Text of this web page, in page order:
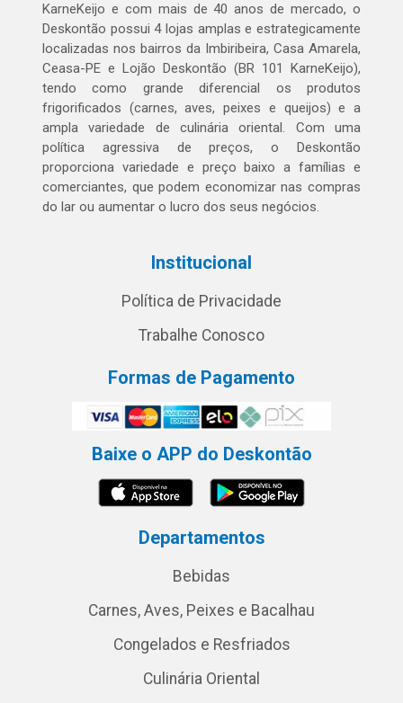
KarneKeijo e com mais de 40 anos de mercado, o
Deskontão possui 4 lojas amplas e estrategicamente
localizadas nos bairros da Imbiribeira, Casa Amarela,
Ceasa-PE e Lojão Deskontão (BR 101 KarneKeijo),
tendo como grande diferencial os produtos
frigorificados (carnes, aves, peixes e queijos) e a
ampla variedade de culinária oriental. Com uma
política agressiva de preços, o Deskontão
proporciona variedade e preço baixo a famílias e
comerciantes, que podem economizar nas compras
do lar ou aumentar o lucro dos seus negócios.
Institucional
Política de Privacidade
Trabalhe Conosco
Formas de Pagamento
Baixe o APP do Deskontão
Departamentos
Bebidas
Carnes, Aves, Peixes e Bacalhau
Congelados e Resfriados
Culinária Oriental